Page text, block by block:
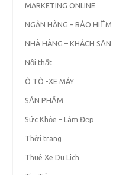
MARKETING ONLINE
NGÂN HÀNG – BẢO HIỂM
NHÀ HÀNG – KHÁCH SẠN
Nội thất
Ô TÔ -XE MÁY
SẢN PHẨM
Sức Khỏe – Làm Đẹp
Thời trang
Thuê Xe Du Lịch